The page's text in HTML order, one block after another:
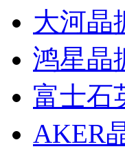
大河晶
鸿星晶
富士石
AKER